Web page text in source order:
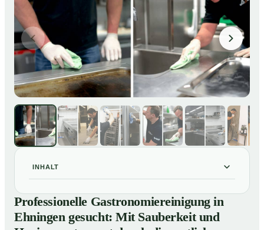
INHALT
01 Professionelle Gastronomiereinigung in Ehningen
gesucht: Mit Sauberkeit und Hygiene entspannt durch
die amtliche Kontrolle
Professionelle Gastronomiereinigung in
Ehningen gesucht: Mit Sauberkeit und